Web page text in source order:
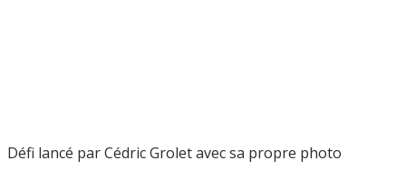
Défi lancé par Cédric Grolet avec sa propre photo